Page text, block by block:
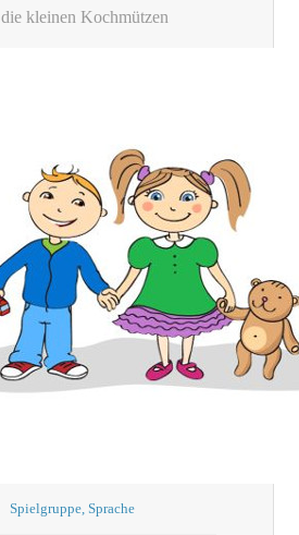
die kleinen Kochmützen
Spielgruppe, Sprache